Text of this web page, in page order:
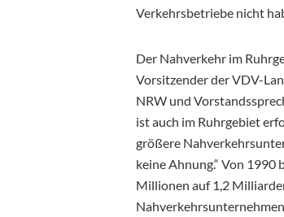
Verkehrsbetriebe nicht
Der Nahverkehr im
Vorsitzender der VDV-
NRW und
ist auch im Ruhrgebiet
größere
keine Ahnung.“ Von 1990
Millionen auf 1,2